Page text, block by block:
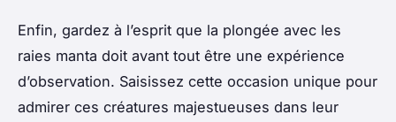
Enfin, gardez à l’esprit que la plongée avec les
raies manta doit avant tout être une expérience
d’observation. Saisissez cette occasion unique pour
admirer ces créatures majestueuses dans leur